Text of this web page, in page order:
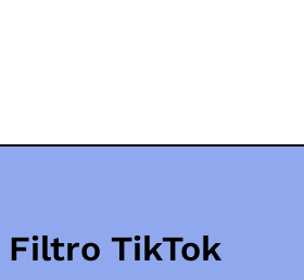
TikTok